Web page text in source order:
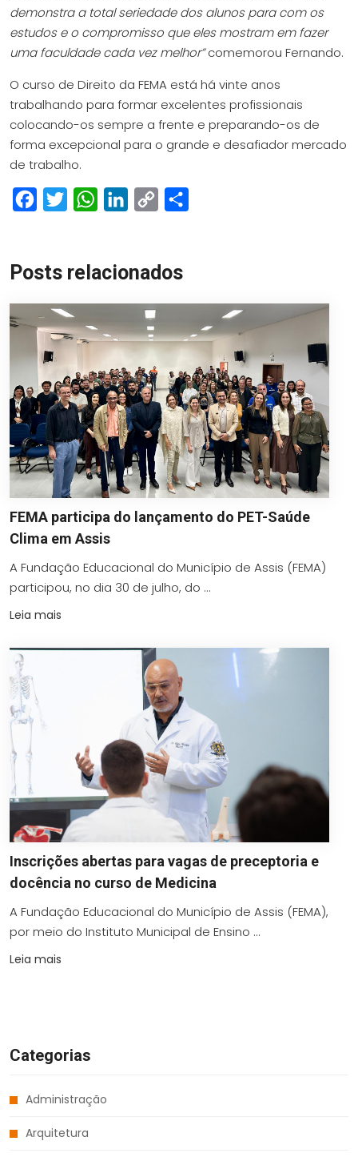
demonstra a total seriedade dos alunos para com os
estudos e o compromisso que eles mostram em fazer
uma faculdade cada vez melhor”comemorou Fernando.
O curso de Direito da FEMA está há vinte anos
trabalhando para formar excelentes profissionais
colocando-os sempre a frente e preparando-os de
forma excepcional para o grande e desafiador mercado
de trabalho.
FacebookTwitterWhatsAppLinkedIn
Copy
Posts relacionados
FEMA participa do lançamento do PET-Saúde
Clima em Assis
A Fundação Educacional do Município de Assis (FEMA)
participou, no dia 30 de julho, do ...
Leia mais
Inscrições abertas para vagas de preceptoria e
docência no curso de Medicina
A Fundação Educacional do Município de Assis (FEMA),
por meio do Instituto Municipal de Ensino ...
Leia mais
Categorias
Administração
Arquitetura